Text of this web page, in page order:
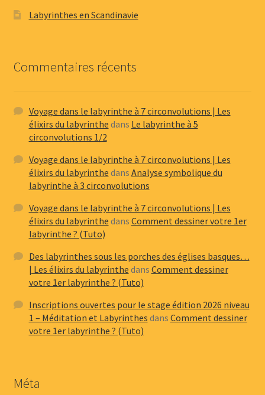
Labyrinthes en Scandinavie
Commentaires récents
Voyage dans le labyrinthe à 7 circonvolutions | Les
élixirs du labyrinthe dans Le labyrinthe à 5
circonvolutions 1/2
Voyage dans le labyrinthe à 7 circonvolutions | Les
élixirs du labyrinthe dans Analyse symbolique du
labyrinthe à 3 circonvolutions
Voyage dans le labyrinthe à 7 circonvolutions | Les
élixirs du labyrinthe dans Comment dessiner votre 1er
labyrinthe ? (Tuto)
Des labyrinthes sous les porches des églises basques…
| Les élixirs du labyrinthe dans Comment dessiner
votre 1er labyrinthe ? (Tuto)
Inscriptions ouvertes pour le stage édition 2026 niveau
1 – Méditation et Labyrinthes dans Comment dessiner
votre 1er labyrinthe ? (Tuto)
Méta